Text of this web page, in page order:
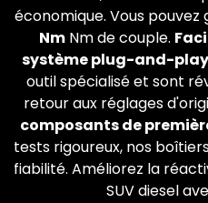
économique. Vous pouvez
Nm Nm de couple.
système plug-and-play
outil spécialisé et sont
retour aux réglages
composants de
tests rigoureux, nos
fiabilité. Améliorez la
SUV diesel